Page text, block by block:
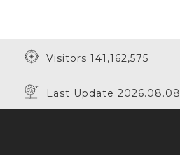
Visitors 141,162,575
Last Update 2026.08.08